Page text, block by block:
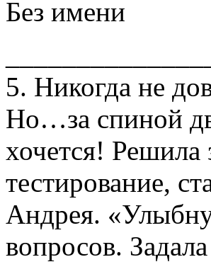
Без имени
5. Никогда не
Но…за спиной
хочется! Решила
тестирование,
Андрея.
вопросов.